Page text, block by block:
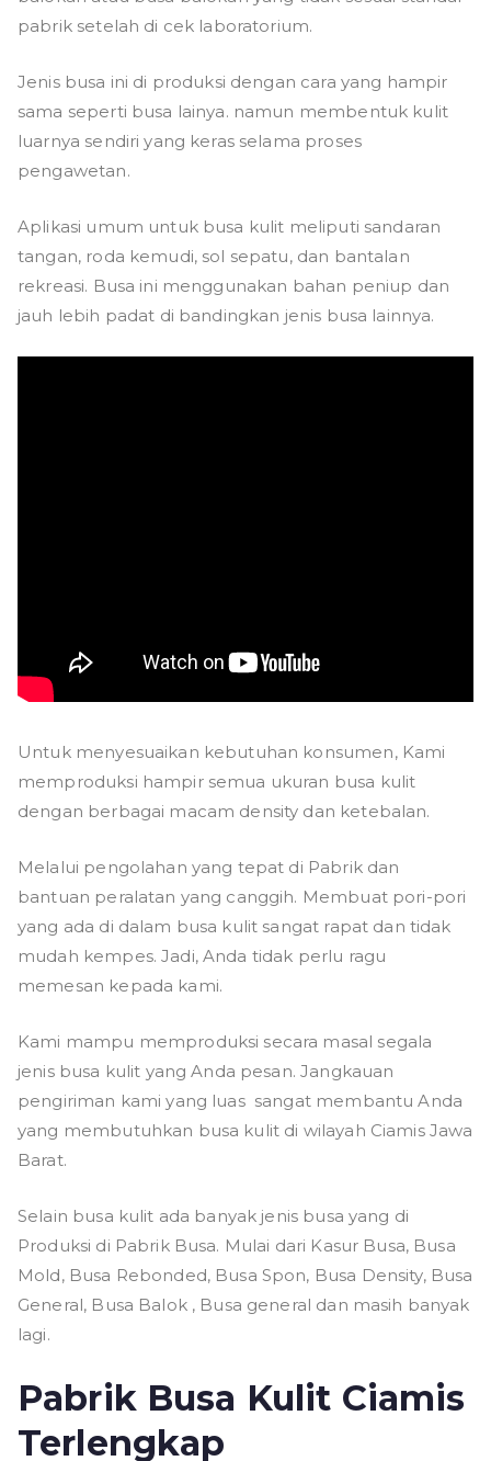
pabrik setelah di cek laboratorium.
Jenis busa ini di produksi dengan cara yang hampir
sama seperti busa lainya. namun membentuk kulit
luarnya sendiri yang keras selama proses
pengawetan.
Aplikasi umum untuk busa kulit meliputi sandaran
tangan, roda kemudi, sol sepatu, dan bantalan
rekreasi. Busa ini menggunakan bahan peniup dan
jauh lebih padat di bandingkan jenis busa lainnya.
Untuk menyesuaikan kebutuhan konsumen, Kami
memproduksi hampir semua ukuran busa kulit
dengan berbagai macam density dan ketebalan.
Melalui pengolahan yang tepat di Pabrik dan
bantuan peralatan yang canggih. Membuat pori-pori
yang ada di dalam busa kulit sangat rapat dan tidak
mudah kempes. Jadi, Anda tidak perlu ragu
memesan kepada kami.
Kami mampu memproduksi secara masal segala
jenis busa kulit yang Anda pesan. Jangkauan
pengiriman kami yang luas sangat membantu Anda
yang membutuhkan busa kulit di wilayah Ciamis Jawa
Barat.
Selain busa kulit ada banyak jenis busa yang di
Produksi di Pabrik Busa. Mulai dari Kasur Busa, Busa
Mold, Busa Rebonded, Busa Spon, Busa Density, Busa
General, Busa Balok , Busa general dan masih banyak
lagi.
Pabrik Busa Kulit Ciamis
Terlengkap